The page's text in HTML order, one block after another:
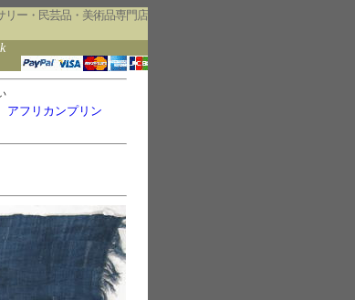
ー・民芸品・美術品専門店
アフリカンプリン